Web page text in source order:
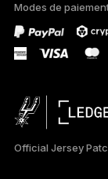
ESPAÑOL
РУССКИЙ
日本語
Modes de
Official Jersey